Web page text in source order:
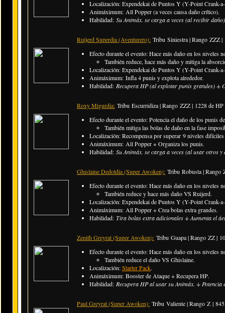
Localización: Expendekai de Puntos Y (Y-Point Crank-
Animáximum: All Popper (a veces causa daño crítico).
Habilidad: Su Animáx. se carga a veces (al recibir
Ruijerd Superdia (Aventurero): Tribu Siniestra | Rango ZZZ |
Efecto durante el evento: Hace más daño en los niveles
También reduce, hace más daño y mitiga la
Localización: Expendekai de Puntos Y (Y-Point Crank-
Animáximum: Infla 4 punis y explota alrededor.
Habilidad: Recupera HP (al explotar punis grandes) +
Roxy Migurdia: Tribu Escurridiza | Rango ZZZ | 1228 de
Efecto durante el evento: Potencia el daño de los punis
También mitiga las bolas de daño en la fase
Localización: Recompensa por superar 9 niveles
Animáximum: All Popper + Organiza los punis.
Habilidad: Su Animáx. se carga a veces (al usar otros
Ghislaine Dedoldia (Super Awoken): Tribu Robusta | Rango
Efecto durante el evento: Hace más daño en los niveles
También reduce y hace más daño VS Ruijerd.
Localización: Expendekai de Puntos Y (Y-Point Crank-
Animáximum: All Popper + Crea bolas extra grandes.
Habilidad: Tira bolas extra adicionales + Aumenta el
Zenith Greyrat (Super Awoken): Tribu Guapa | Rango ZZ |
Efecto durante el evento: Hace más daño en los niveles
También reduce el daño VS Ghislaine.
Localización:Starter Pack.
Animáximum: Booster de Ataque + Recupera HP.
Habilidad: Recupera HP al usar su Animáx. +
Paul Greyrat (Super Awoken): Tribu Valiente | Rango Z |